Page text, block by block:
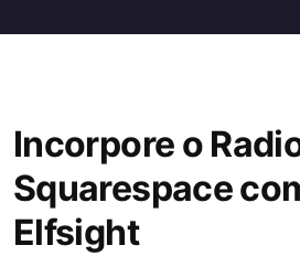
Incorpore o
Squarespace
Elfsight